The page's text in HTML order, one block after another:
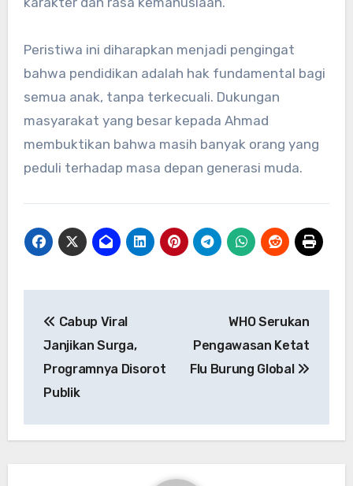
Peristiwa ini diharapkan menjadi pengingat
bahwa pendidikan adalah hak fundamental bagi
semua anak, tanpa terkecuali. Dukungan
masyarakat yang besar kepada Ahmad
membuktikan bahwa masih banyak orang yang
peduli terhadap masa depan generasi muda.
pos
Cabup Viral
Janjikan Surga,
Programnya Disorot
Publik
WHO Serukan
Pengawasan Ketat
Flu Burung Global